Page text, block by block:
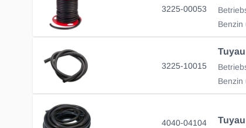
3225-00053
3225-10015
4040-04104